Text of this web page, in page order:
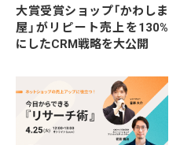
大賞受賞ショップ「かわしま
屋」がリピート売上を130%
にしたCRM戦略を大公開